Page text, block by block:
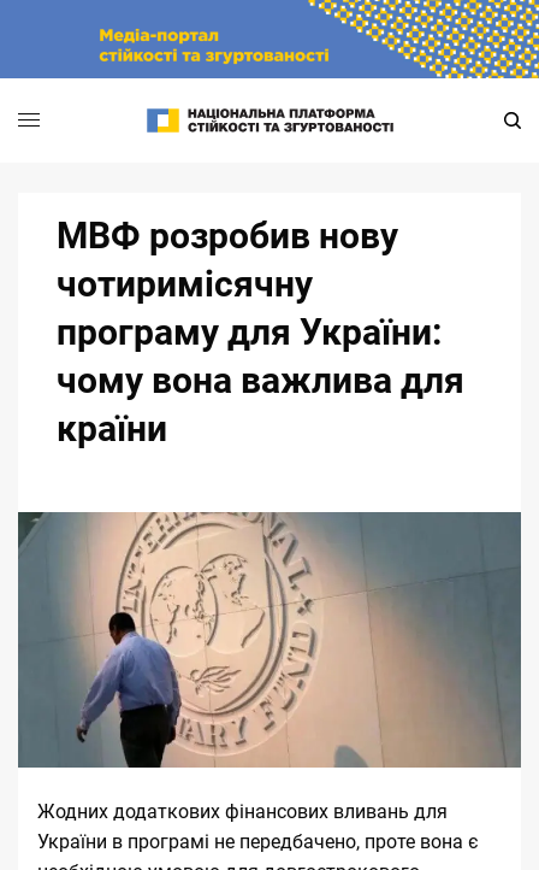
МВФ розробив нову
чотиримісячну
програму для України:
чому вона важлива для
країни
Жодних додаткових фінансових вливань для
України в програмі не передбачено, проте вона є